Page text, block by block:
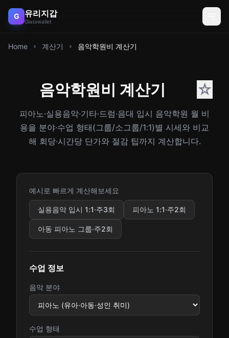
G 유리지갑
Glasswallet
Home 계산기 음악학원비 계산기
음악학원비 계산기 ☆
피아노·실용음악·기타·드럼·음대 입시 음악학원 월 비
용을 분야·수업 형태(그룹/소그룹/1:1)별 시세와 비교
해 회당·시간당 단가와 절감 팁까지 계산합니다.
예시로 빠르게 계산해보세요
실용음악 입시 1:1·주3회 피아노 1:1·주2회
아동 피아노 그룹·주2회
수업 정보
음악 분야
수업 형태